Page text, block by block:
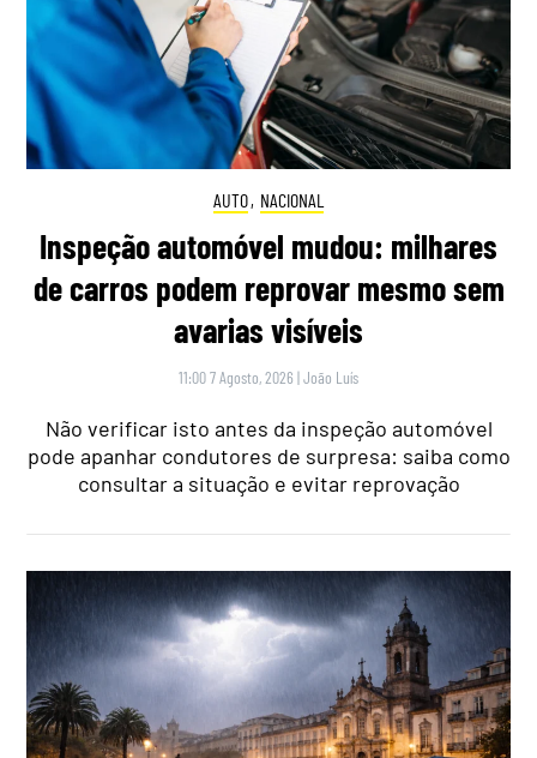
AUTO, NACIONAL
Inspeção automóvel mudou: milhares
de carros podem reprovar mesmo sem
avarias visíveis
11:00 7 Agosto, 2026 |João Luís
Não verificar isto antes da inspeção automóvel
pode apanhar condutores de surpresa: saiba como
consultar a situação e evitar reprovação